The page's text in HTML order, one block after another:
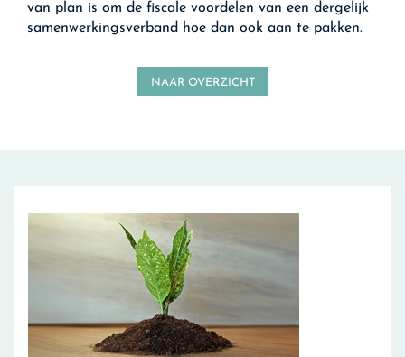
van plan is om de fiscale voordelen van een dergelijk
samenwerkingsverband hoe dan ook aan te pakken.
NAAR OVERZICHT